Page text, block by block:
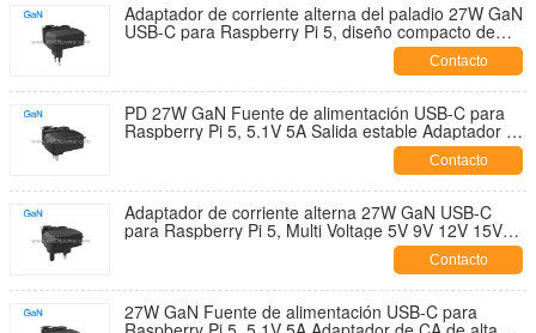
Adaptador de corriente alterna del paladio 27W GaN
USB-C para Raspberry Pi 5, diseño compacto de
carga rápida de la fuente de alimentación de 5.1V
Contacto
PD 27W GaN Fuente de alimentación USB-C para
Raspberry Pi 5, 5.1V 5A Salida estable Adaptador de
Contacto
Adaptador de corriente alterna 27W GaN USB-C
para Raspberry Pi 5, Multi Voltage 5V 9V 12V 15V
PD Fuente de alimentación tamaño de viajeContacto
27W GaN Fuente de alimentación USB-C para